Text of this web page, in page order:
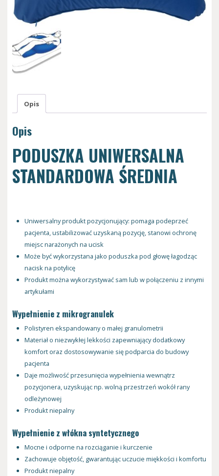
Opis
Opis
PODUSZKA UNIWERSALNA
STANDARDOWA ŚREDNIA
Uniwersalny produkt pozycjonujący: pomaga podeprzeć
pacjenta, ustabilizować uzyskaną pozycję, stanowi ochronę
miejsc narażonych na ucisk
Może być wykorzystana jako poduszka pod głowę łagodząc
nacisk na potylicę
Produkt można wykorzystywać sam lub w połączeniu z innymi
artykułami
Wypełnienie z mikrogranulek
Polistyren ekspandowany o małej granulometrii
Materiał o niezwykłej lekkości zapewniający dodatkowy
komfort oraz dostosowywanie się podparcia do budowy
pacjenta
Daje możliwość przesunięcia wypełnienia wewnątrz
pozycjonera, uzyskując np. wolną przestrzeń wokół rany
odleżynowej
Produkt niepalny
Wypełnienie z włókna syntetycznego
Mocne i odporne na rozciąganie i kurczenie
Zachowuje objętość, gwarantując uczucie miękkości i komfortu
Produkt niepalny